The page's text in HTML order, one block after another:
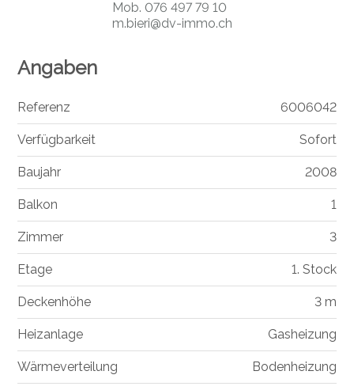
Mob. 076 497 79 10
m.bieri@dv-immo.ch
Angaben
Referenz 6006042
Verfügbarkeit Sofort
Baujahr 2008
Balkon 1
Zimmer 3
Etage 1. Stock
Deckenhöhe 3 m
Heizanlage Gasheizung
Wärmeverteilung Bodenheizung